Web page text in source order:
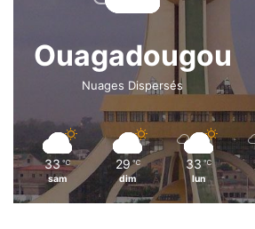
Ouagadougou
Nuages Dispersés
33 ℃
sam
29 ℃
dim
33 ℃
lun